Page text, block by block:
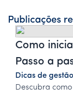
Publicações
Como
Passo a
Dicas de
Descubra